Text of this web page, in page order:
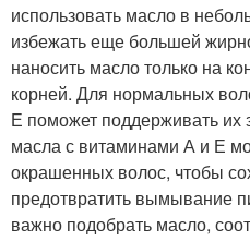
использовать масло в
избежать еще большей
наносить масло только на
корней. Для нормальных
Е поможет поддерживать их
масла с витаминами А и Е
окрашенных волос, чтобы
предотвратить вымывание
важно подобрать масло,